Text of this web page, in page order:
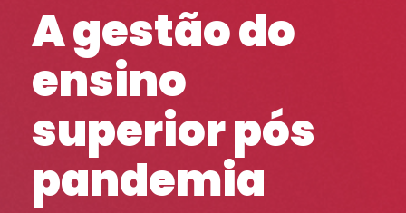
A gestão do
ensino
superior pós
pandemia